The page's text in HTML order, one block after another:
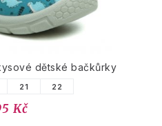
dětské bačkůrky
21 22
Kč